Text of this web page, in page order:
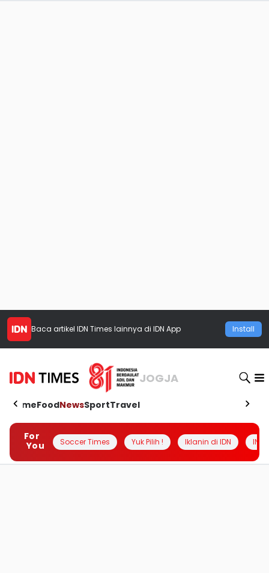
Baca artikel IDN Times lainnya di IDN App Install
JOGJA
HomeFoodNewsSportTravel
For
You
Soccer Times Yuk Pilih ! Iklanin di IDN